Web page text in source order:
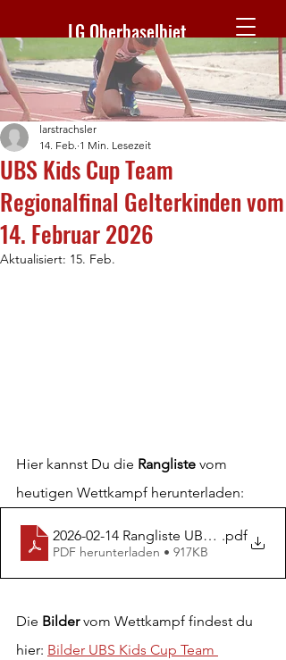
LG Oberbaselbiet
UBS Kids Cup Team
Regionalfinal Gelterkinden vom
14. Februar 2026
larstrachsler
14. Feb. 1 Min. Lesezeit
Aktualisiert: 15. Feb.
Hier kannst Du die Rangliste vom
heutigen Wettkampf herunterladen:
2026-02-14 Rangliste UBS Kids Cup
.pdf
PDF herunterladen • 917KB
Die Bilder vom Wettkampf findest du
hier: Bilder UBS Kids Cup Team